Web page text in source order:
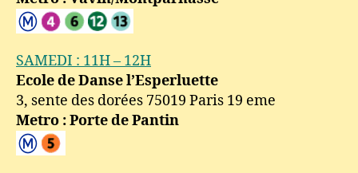
SAMEDI : 11H – 12H
Ecole de Danse l’Esperluette
3, sente des dorées 75019 Paris 19 eme
Metro : Porte de Pantin